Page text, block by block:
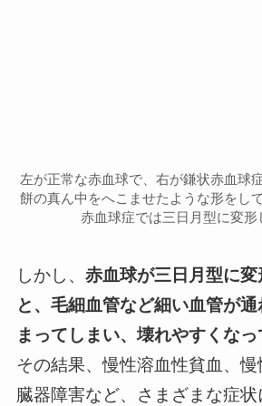
左が正常な赤血球で、右が鎌状赤血球
餅の真ん中をへこませたような形をし
赤血球症では三日月型に変形
しかし、 赤血球が三日月型に変
と、毛細血管など細い血管が
まってしまい、壊れやすくなっ
その結果、慢性溶血性貧血、慢
臓器障害など、さまざまな症状